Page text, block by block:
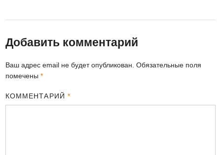
Добавить комментарий
Ваш адрес email не будет опубликован. Обязательные поля
помечены*
КОММЕНТАРИЙ *